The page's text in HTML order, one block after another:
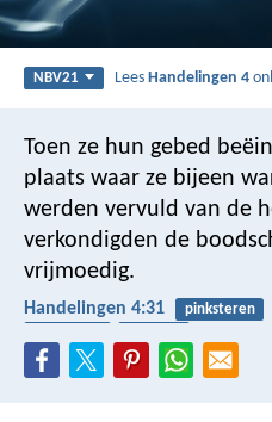
NBV21 LeesHandelingen 4
Toen ze hun gebed
plaats waar ze bijeen
werden vervuld van de
verkondigden de
vrijmoedig.
Handelingen 4:31 pinksteren